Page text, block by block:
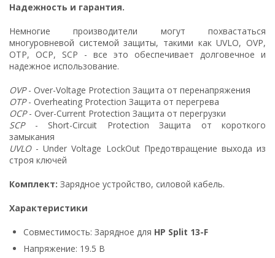
Надежность и гарантия.
Немногие производители могут похвастаться
многуровневой системой защиты, такими как UVLO, OVP,
OTP, OCP, SCP - все это обеспечивает долговечное и
надежное использование.
OVP- Over-Voltage Protection Защита от перенапряжения
OTP- Overheating Protection Защита от перегрева
OCP- Over-Current Protection Защита от перегрузки
SCP- Short-Circuit Protection Защита от короткого
замыкания
UVLO- Under Voltage LockOut Предотвращение выхода из
строя ключей
Комплект: Зарядное устройство, силовой кабель.
Характеристики
Совместимость: Зарядное для HP Split 13-F
Напряжение: 19.5 В